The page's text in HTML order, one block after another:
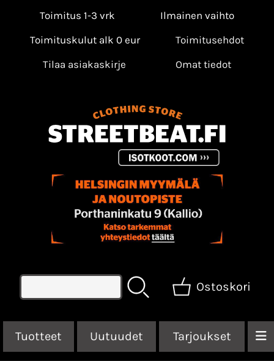
Toimitus 1-3 vrk
Ilmainen vaihto
Toimituskulut alk 0 eur
Toimitusehdot
Tilaa asiakaskirje
Omat tiedot
Ostoskori
Tuotteet Uutuudet Tarjoukset